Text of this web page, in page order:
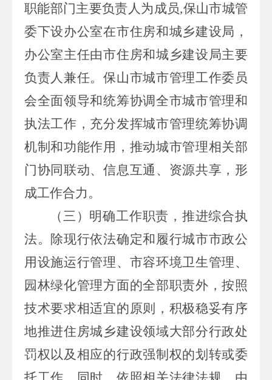
职能部门主要负责人为成员,保山市城管
委下设办公室在市住房和城乡建设局，
办公室主任由市住房和城乡建设局主要
负责人兼任。保山市城市管理工作委员
会全面领导和统筹协调全市城市管理和
执法工作，充分发挥城市管理统筹协调
机制和功能作用，推动城市管理相关部
门协同联动、信息互通、资源共享，形
成工作合力。
（三）明确工作职责，推进综合执
法。 除现行依法确定和履行城市市政公
用设施运行管理、市容环境卫生管理、
园林绿化管理方面的全部职责外，按照
技术要求相适宜的原则，积极稳妥有序
地推进住房城乡建设领域大部分行政处
罚权以及相应的行政强制权的划转或委